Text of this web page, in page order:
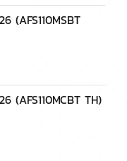
(AFS110MSBT
(AFS110MCBT TH)